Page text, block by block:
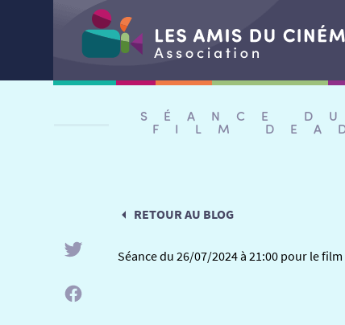
SÉANCE
FILM
RETOUR AU BLOG
Séance du 26/07/2024 à 21:00 pour le